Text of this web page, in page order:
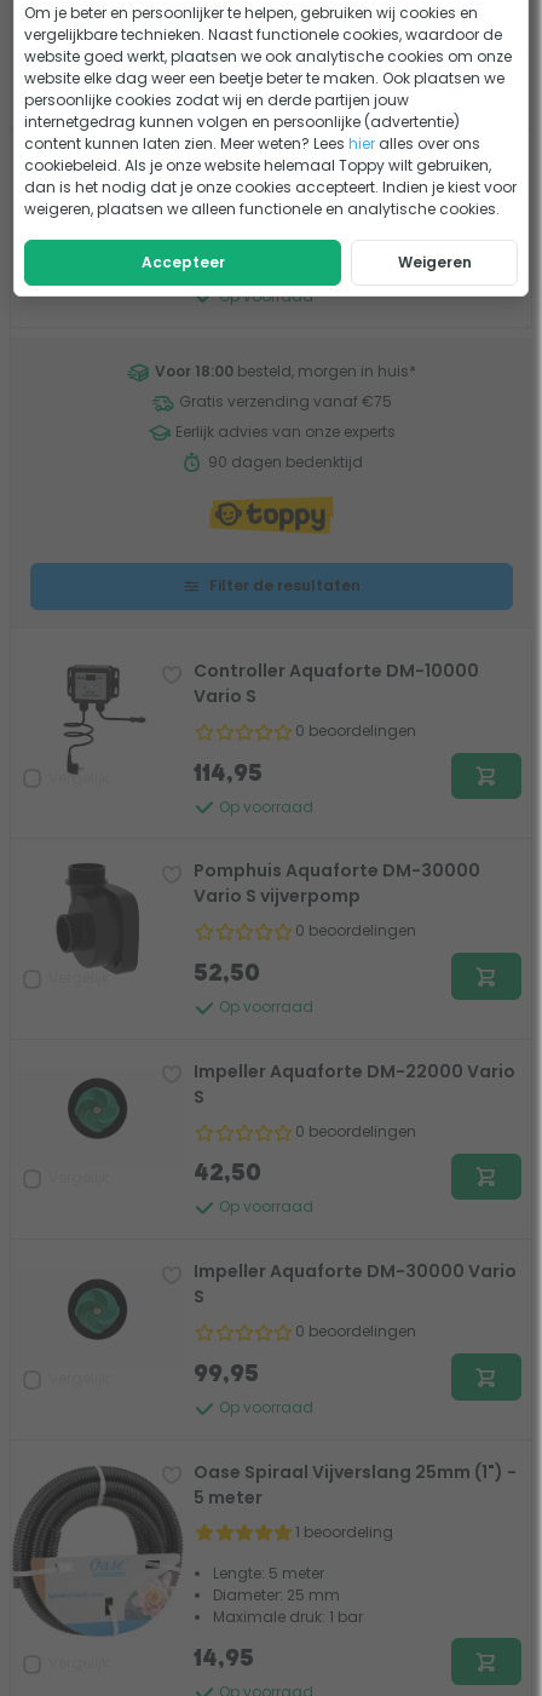
Vergelijk
0 beoordelingen
Op voorraad
159,-
Pomphuis Aquaforte DM-10000
Vario S
0 beoordelingen
Op voorraad
44,95
Voor 18:00 besteld, morgen in huis*
Gratis verzending vanaf €75
Eerlijk advies van onze experts
90 dagen bedenktijd
Filter de resultaten
Vergelijk
Controller Aquaforte DM-10000
Vario S
0 beoordelingen
Op voorraad
114,95
Vergelijk
Pomphuis Aquaforte DM-30000
Vario S vijverpomp
0 beoordelingen
Op voorraad
52,50
Impeller Aquaforte DM-22000 Vario
S
0 beoordelingen
Op voorraad
42,50
Impeller Aquaforte DM-30000 Vario
S
0 beoordelingen
Op voorraad
99,95
Oase Spiraal Vijverslang 25mm (1") -
5 meter
1 beoordeling
Lengte: 5 meter
Diameter: 25 mm
Maximale druk: 1 bar
14,95
Om je beter en persoonlijker te helpen, gebruiken wij cookies en
vergelijkbare technieken. Naast functionele cookies, waardoor de
website goed werkt, plaatsen we ook analytische cookies om onze
website elke dag weer een beetje beter te maken. Ook plaatsen we
persoonlijke cookies zodat wij en derde partijen jouw
internetgedrag kunnen volgen en persoonlijke (advertentie)
content kunnen laten zien. Meer weten? Leeshier alles over ons
cookiebeleid. Als je onze website helemaal Toppy wilt gebruiken,
dan is het nodig dat je onze cookies accepteert. Indien je kiest voor
weigeren, plaatsen we alleen functionele en analytische cookies.
Accepteer Weigeren